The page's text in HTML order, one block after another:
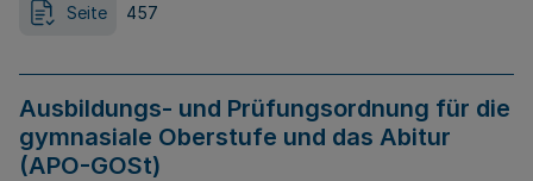
Seite 457
Ausbildungs- und Prüfungsordnung für die
gymnasiale Oberstufe und das Abitur
(APO-GOSt)